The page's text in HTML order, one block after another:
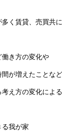
く賃貸、売買共
き方の変化や
が増えたことなど
え方の変化によ
我が家